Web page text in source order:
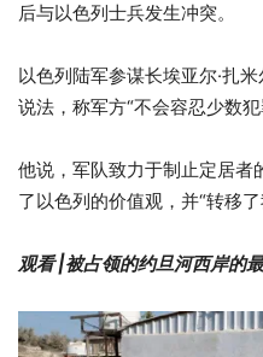
后与以色列士兵发生冲突。
以色列陆军参谋长埃亚尔·扎
说法，称军方“不会容忍少数
他说，军队致力于制止定居者
了以色列的价值观，并“转移
观看 |被占领的约旦河西岸的